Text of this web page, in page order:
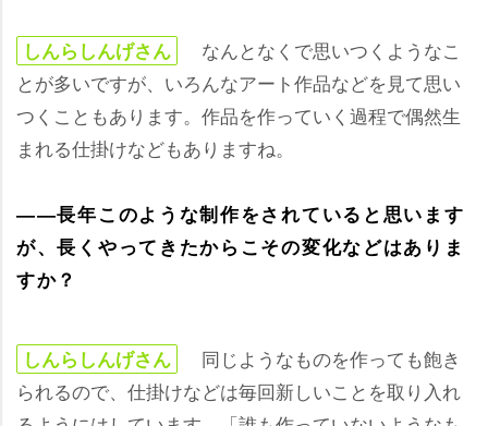
しんらしんげさん
なんとなくで思いつくようなこ
とが多いですが、いろんなアート作品などを見て思い
つくこともあります。作品を作っていく過程で偶然生
まれる仕掛けなどもありますね。
――長年このような制作をされていると思います
が、長くやってきたからこその変化などはありま
すか？
しんらしんげさん
同じようなものを作っても飽き
られるので、仕掛けなどは毎回新しいことを取り入れ